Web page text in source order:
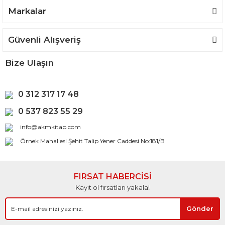
Markalar
Güvenli Alışveriş
Bize Ulaşın
0 312 317 17 48
0 537 823 55 29
info@akmkitap.com
Örnek Mahallesi Şehit Talip Yener Caddesi No:181/B
FIRSAT HABERCİSİ
Kayıt ol fırsatları yakala!
Gönder